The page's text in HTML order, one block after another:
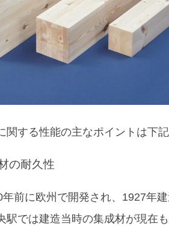
関する性能の主なポイントは下
の耐久性
前に欧州で開発され、1927年
駅では建造当時の集成材が現在